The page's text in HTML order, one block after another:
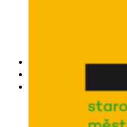
DENNÍK DETEPÁKA
EAN generátor
QR generátor
.cdr online konvertor